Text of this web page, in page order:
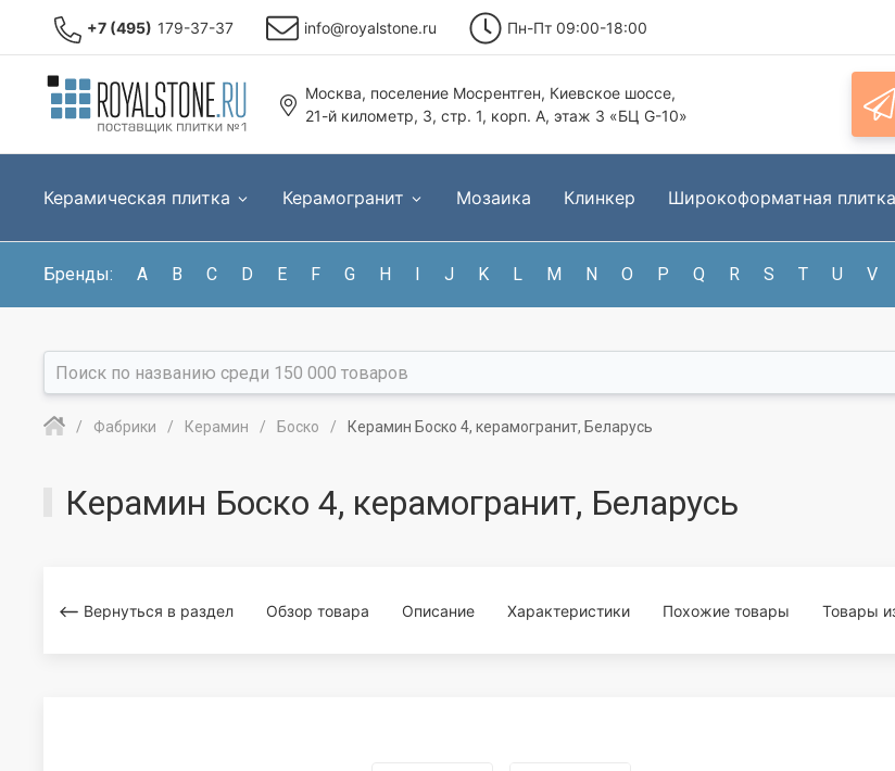
+7 (495) 179-37-37 info@royalstone.ru Пн-Пт 09:00-18:00
Москва, поселение Мосрентген, Киевское шоссе,
21-й километр, 3, стр. 1, корп. А, этаж 3 «БЦ G-10»
Керамическая плитка Керамогранит Мозаика Клинкер Широкоформатная плитка
Бренды: A B C D E F G H I J K L M N O P Q R S T U V
Фабрики Керамин Боско Керамин Боско 4, керамогранит, Беларусь
Керамин Боско 4, керамогранит, Беларусь
Вернуться в раздел Обзор товара Описание Характеристики Похожие товары Товары